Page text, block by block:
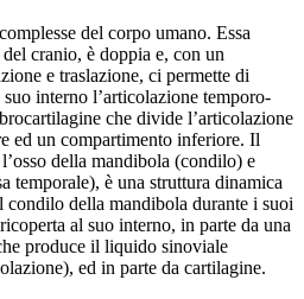
del corpo umano. Essa
cranio, è doppia e, con un
e traslazione, ci permette di
interno l’articolazione temporo-
che divide l’articolazione
ed un compartimento inferiore. Il
della mandibola (condilo) e
temporale), è una struttura dinamica
condilo della mandibola durante i suoi
al suo interno, in parte da una
produce il liquido sinoviale
ed in parte da cartilagine.